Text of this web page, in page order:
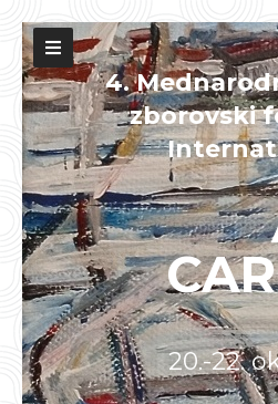
4.
zborovski
20.-22.